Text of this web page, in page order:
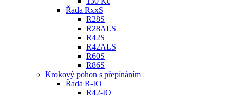
Řada RxxS
R28S
R28ALS
R42S
R42ALS
R60S
R86S
Krokový pohon s přepínáním
Řada R-IO
R42-IO